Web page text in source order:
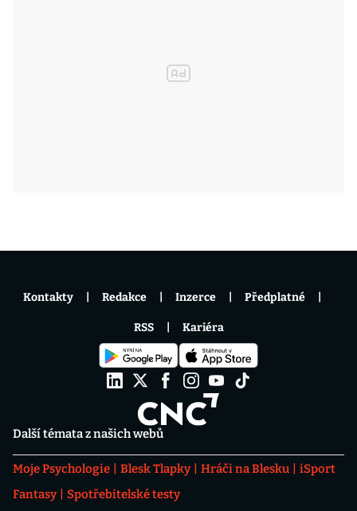
Další témata z našich webů
Moje Psychologie Blesk Tlapky Hráči na Blesku
iSport
Fantasy
Spotřebitelské testy
Kontakty Redakce Inzerce Předplatné
RSS Kariéra